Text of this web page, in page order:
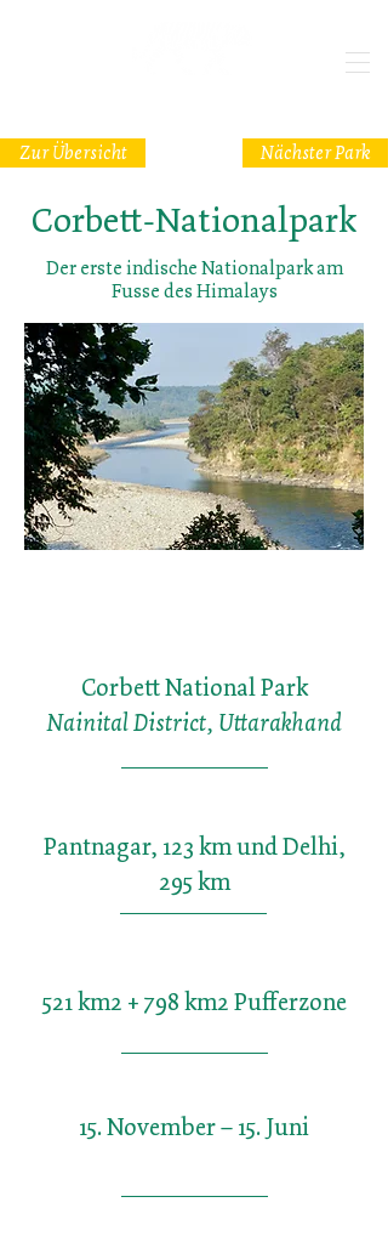
Zur Übersicht Nächster Park
Corbett-Nationalpark
Der erste indische Nationalpark am
Fusse des Himalays
Corbett National Park
Nainital District, Uttarakhand
Pantnagar, 123 km und Delhi,
295 km
521 km2 + 798 km2 Pufferzone
15. November – 15. Juni